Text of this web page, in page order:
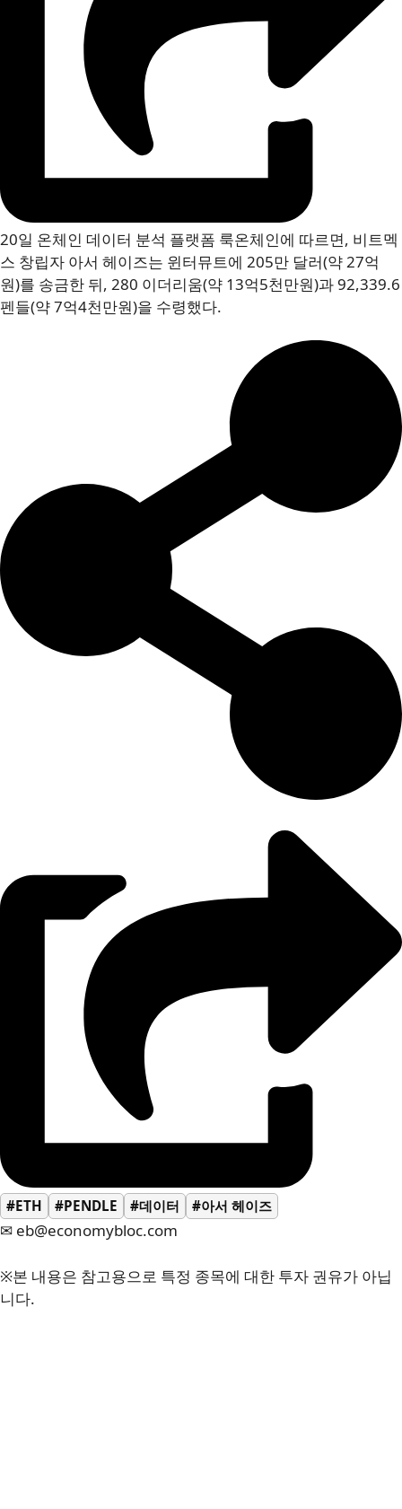
20일 온체인 데이터 분석 플랫폼 룩온체인에 따르면, 비트멕
스 창립자 아서 헤이즈는 윈터뮤트에 205만 달러(약 27억
원)를 송금한 뒤, 280 이더리움(약 13억5천만원)과 92,339.6
펜들(약 7억4천만원)을 수령했다.
#ETH #PENDLE #데이터 #아서 헤이즈
✉ eb@economybloc.com
※본 내용은 참고용으로 특정 종목에 대한 투자 권유가 아닙
니다.